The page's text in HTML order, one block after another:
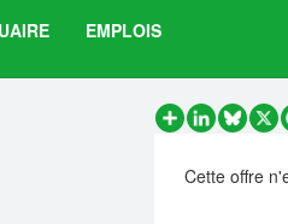
EMPLOIS
PartagerLinkedInX
Cette offre